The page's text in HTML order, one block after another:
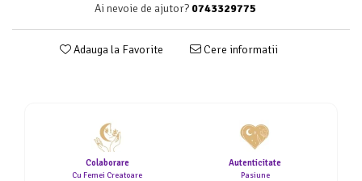
Ai nevoie de ajutor? 0743329775
Adauga la Favorite Cere informatii
Colaborare
Cu Femei Creatoare
Autenticitate
Pasiune